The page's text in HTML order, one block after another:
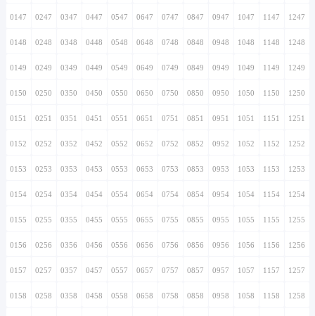
0147 0247 0347 0447 0547 0647 0747 0847 0947 1047 1147 1247
0148 0248 0348 0448 0548 0648 0748 0848 0948 1048 1148 1248
0149 0249 0349 0449 0549 0649 0749 0849 0949 1049 1149 1249
0150 0250 0350 0450 0550 0650 0750 0850 0950 1050 1150 1250
0151 0251 0351 0451 0551 0651 0751 0851 0951 1051 1151 1251
0152 0252 0352 0452 0552 0652 0752 0852 0952 1052 1152 1252
0153 0253 0353 0453 0553 0653 0753 0853 0953 1053 1153 1253
0154 0254 0354 0454 0554 0654 0754 0854 0954 1054 1154 1254
0155 0255 0355 0455 0555 0655 0755 0855 0955 1055 1155 1255
0156 0256 0356 0456 0556 0656 0756 0856 0956 1056 1156 1256
0157 0257 0357 0457 0557 0657 0757 0857 0957 1057 1157 1257
0158 0258 0358 0458 0558 0658 0758 0858 0958 1058 1158 1258